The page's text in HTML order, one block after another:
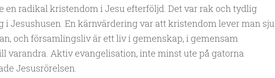
en radikal kristendom i Jesu efterföljd. Det var rak och tydlig
i Jesushusen. En kärnvärdering var att kristendom lever man sju
och församlingsliv är ett liv i gemenskap, i gemensam
varandra. Aktiv evangelisation, inte minst ute på gatorna
Jesusrörelsen.